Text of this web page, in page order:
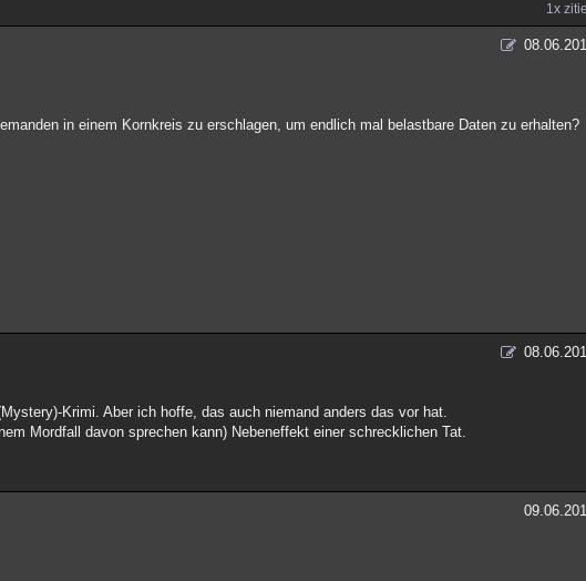
1x
in einem Kornkreis zu erschlagen, um endlich mal belastbare Daten zu erhalten?
Krimi. Aber ich hoffe, das auch niemand anders das vor hat.
Mordfall davon sprechen kann) Nebeneffekt einer schrecklichen Tat.